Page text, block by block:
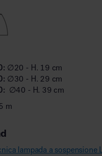
∅20 - H. 19 cm
∅30 - H. 29 cm
∅40 - H. 39 cm
m
lampada a sospensione